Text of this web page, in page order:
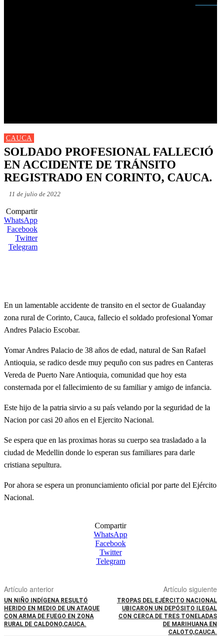
CAUCA
SOLDADO PROFESIONAL FALLECIÓ
EN ACCIDENTE DE TRÁNSITO
REGISTRADO EN CORINTO, CAUCA.
11 de julio de 2022
Compartir
WhatsApp
Facebook
Twitter
Telegram
En un lamentable accidente de transito en el sector de Gualanday
zona rural de Corinto, Cauca, fallecio el soldado profesional Yomar
Andres Palacio Escobar.
Yomar Andres Palacio de 38 años de edad, natural de San Rafael
Antioquia, se radico desde muy pequño con sus padres en Canteras
Vereda de Puerto Nare Antioquia, comunidad que hoy esta
consternada por el fallecimiento de su familiar y amigo de infancia.
Este hijo de la patria sirvio a su país velando por la seguridad de la
Nacion por casi 20 años en el Ejercito Nacional.
Se espera que en las proximas horas su cuerpo sea trasladado a la
ciudad de Medellin donde lo esperan sus familiares para darle
cristiana sepultura.
Por ahora se espera un pronunciamiento oficial por parte del Ejército
Nacional.
Compartir
WhatsApp
Facebook
Twitter
Telegram
Artículo anterior
UN NIÑO INDÍGENA RESULTÓ
HERIDO EN MEDIO DE UN ATAQUE
CON ARMA DE FUEGO EN ZONA
RURAL DE CALDONO,CAUCA.
Artículo siguiente
TROPAS DEL EJÉRCITO NACIONAL
UBICARON UN DEPÓSITO ILEGAL
CON CERCA DE TRES TONELADAS
DE MARIHUANA EN
CALOTO,CAUCA.